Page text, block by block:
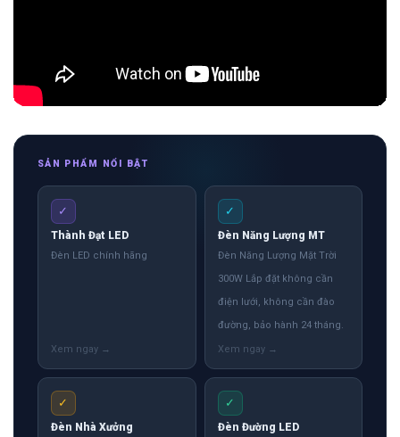
SẢN PHẨM NỔI BẬT
✓
Thành Đạt LED
Đèn LED chính hãng
✓
Đèn Năng Lượng MT
Đèn Năng Lượng Mặt Trời
300W Lắp đặt không cần
điện lưới, không cần đào
đường, bảo hành 24 tháng.
✓
Đèn Nhà Xưởng
✓
Đèn Đường LED